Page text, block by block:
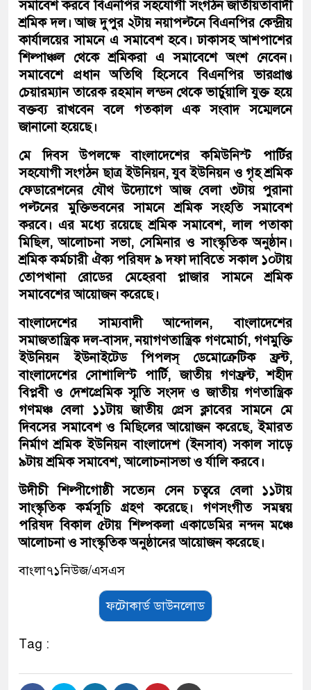
সমাবেশ করবে বিএনপির সহযোগী সংগঠন জাতীয়তাবাদী
শ্রমিক দল। আজ দুপুর ২টায় নয়াপল্টনে বিএনপির কেন্দ্রীয়
কার্যালয়ের সামনে এ সমাবেশ হবে। ঢাকাসহ আশপাশের
শিল্পাঞ্চল থেকে শ্রমিকরা এ সমাবেশে অংশ নেবেন।
সমাবেশে প্রধান অতিথি হিসেবে বিএনপির ভারপ্রাপ্ত
চেয়ারম্যান তারেক রহমান লন্ডন থেকে ভার্চুয়ালি যুক্ত হয়ে
বক্তব্য রাখবেন বলে গতকাল এক সংবাদ সম্মেলনে
জানানো হয়েছে।
মে দিবস উপলক্ষে বাংলাদেশের কমিউনিস্ট পার্টির
সহযোগী সংগঠন ছাত্র ইউনিয়ন, যুব ইউনিয়ন ও গৃহ শ্রমিক
ফেডারেশনের যৌথ উদ্যোগে আজ বেলা ৩টায় পুরানা
পল্টনের মুক্তিভবনের সামনে শ্রমিক সংহতি সমাবেশ
করবে।এর মধ্যে রয়েছে শ্রমিক সমাবেশ, লাল পতাকা
মিছিল, আলোচনা সভা, সেমিনার ও সাংস্কৃতিক অনুষ্ঠান।
শ্রমিক কর্মচারী ঐক্য পরিষদ ৯ দফা দাবিতে সকাল ১০টায়
তোপখানা রোডের মেহেরবা প্লাজার সামনে শ্রমিক
সমাবেশের আয়োজন করেছে।
বাংলাদেশের সাম্যবাদী আন্দোলন, বাংলাদেশের
সমাজতান্ত্রিক দল-বাসদ, নয়াগণতান্ত্রিক গণমোর্চা, গণমুক্তি
ইউনিয়ন ইউনাইটেড পিপলস্ ডেমোক্রেটিক ফ্রন্ট,
বাংলাদেশের সোশালিস্ট পার্টি, জাতীয় গণফ্রন্ট, শহীদ
বিপ্লবী ও দেশপ্রেমিক স্মৃতি সংসদ ও জাতীয় গণতান্ত্রিক
গণমঞ্চ বেলা ১১টায় জাতীয় প্রেস ক্লাবের সামনে মে
দিবসের সমাবেশ ও মিছিলের আয়োজন করেছে, ইমারত
নির্মাণ শ্রমিক ইউনিয়ন বাংলাদেশ (ইনসাব) সকাল সাড়ে
৯টায় শ্রমিক সমাবেশ, আলোচনাসভা ও র্যালি করবে।
উদীচী শিল্পীগোষ্ঠী সত্যেন সেন চত্বরে বেলা ১১টায়
সাংস্কৃতিক কর্মসূচি গ্রহণ করেছে। গণসংগীত সমন্বয়
পরিষদ বিকাল ৫টায় শিল্পকলা একাডেমির নন্দন মঞ্চে
আলোচনা ও সাংস্কৃতিক অনুষ্ঠানের আয়োজন করেছে।
বাংলা৭১নিউজ/এসএস
ফটোকার্ড ডাউনলোড
Tag :